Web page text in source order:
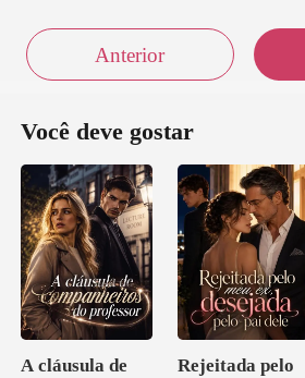
Anterior
Você deve gostar
A cláusula de
Rejeitada pelo